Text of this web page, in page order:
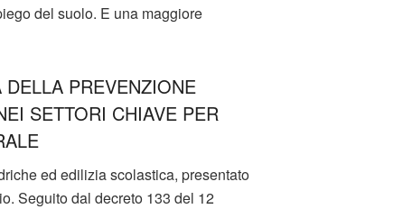
del suolo. E una maggiore
DELLA PREVENZIONE
SETTORI CHIAVE PER
ed edilizia scolastica, presentato
Seguito dal decreto 133 del 12